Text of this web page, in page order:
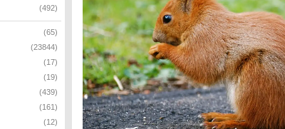
(492)
(65)
(23844)
(17)
(19)
(439)
(161)
(12)